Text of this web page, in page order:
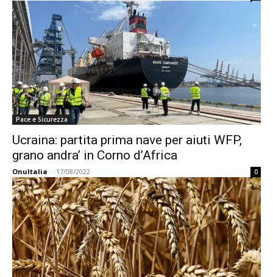
Pace e Sicurezza
Ucraina: partita prima nave per aiuti WFP,
grano andra’ in Corno d’Africa
OnuItalia - 17/08/2022 0